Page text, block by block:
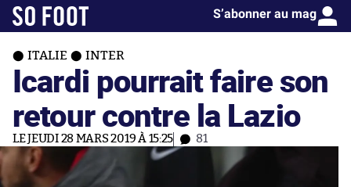
S’abonner au mag
ITALIE INTER
Icardi pourrait faire son
retour contre la Lazio
LE JEUDI 28 MARS 2019 À 15:25 81